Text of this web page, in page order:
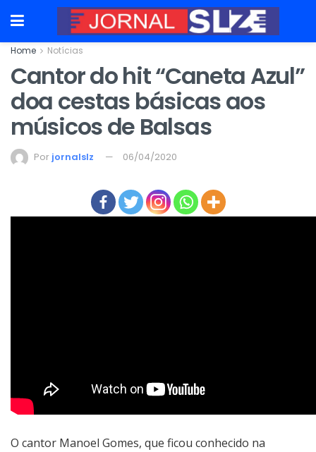
Home Notícias
Cantor do hit “Caneta Azul”
doa cestas básicas aos
músicos de Balsas
Por jornalslz 06/04/2020
O cantor Manoel Gomes, que ficou conhecido na